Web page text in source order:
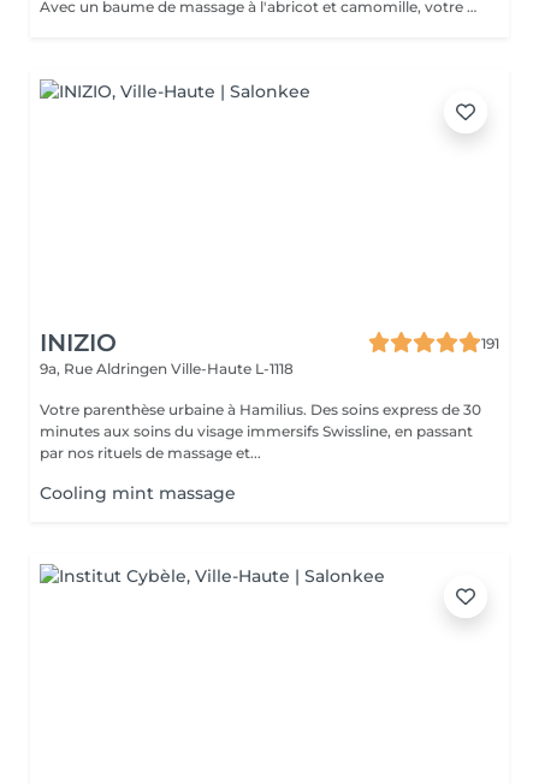
Avec un baume de massage à l'abricot et camomille, votre enfant bénéficiera d'un massage doux de 20min pour l'arrière de son corps
INIZIO
191
9a, Rue Aldringen Ville-Haute L-1118
Votre parenthèse urbaine à Hamilius. Des soins express de 30
minutes aux soins du visage immersifs Swissline, en passant
par nos rituels de massage et...
Cooling mint massage